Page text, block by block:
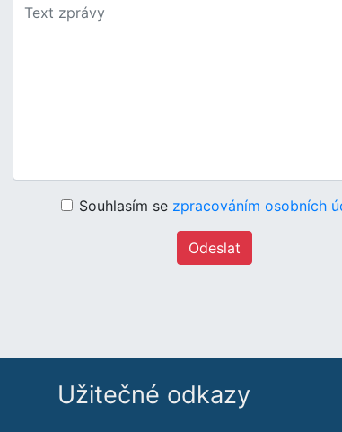
Souhlasím se zpracováním osobních
Odeslat
Užitečné odkazy